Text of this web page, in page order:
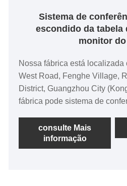
Sistema de
escondido da tabela
monitor
Nossa fábrica está localizada
West Road, Fenghe Village,
District, Guangzhou City
fábrica pode sistema de
papel inclui um software de
gerenciamento de
consulte Mais
informação